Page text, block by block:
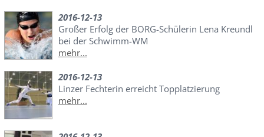
2016-12-13
Großer Erfolg der BORG-Schülerin Lena Kreundl
bei der Schwimm-WM
mehr...
2016-12-13
Linzer Fechterin erreicht Topplatzierung
mehr...